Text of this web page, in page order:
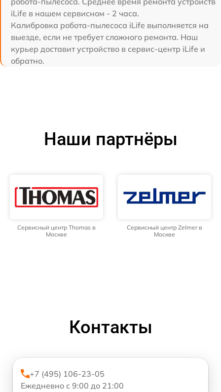
iLife в нашем сервисном - 2 часа.
Калибровка робота-пылесоса iLife выполняется на
выезде, если не требует сложного ремонта. Наш
курьер доставит устройство в сервис-центр iLife и
обратно.
Наши партнёры
Сервисный центр Thomas в
Москве
Сервисный центр Zelmer в
Москве
Контакты
+7 (495) 106-23-05
Ежедневно с 9:00 до 21:00